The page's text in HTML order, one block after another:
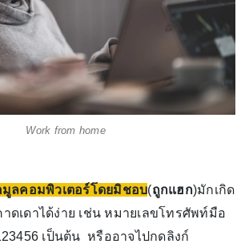
Work from home
มูลคอมพิวเตอร์โดยมิชอบ(ถูกแฮก)มักเกิด
ดเดาได้ง่าย เช่น หมายเลขโทรศัพท์มือ
เป็นต้น หรืออาจไปกดลิงก์